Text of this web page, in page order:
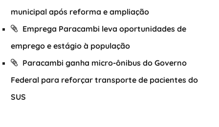
municipal após reforma e ampliação
Emprega Paracambi leva oportunidades de
emprego e estágio à população
Paracambi ganha micro-ônibus do Governo
Federal para reforçar transporte de pacientes do
SUS